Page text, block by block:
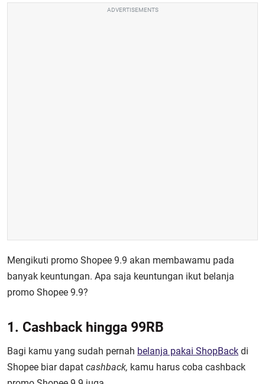
ADVERTISEMENTS
Mengikuti promo Shopee 9.9 akan membawamu pada
banyak keuntungan. Apa saja keuntungan ikut belanja
promo Shopee 9.9?
1. Cashback hingga 99RB
Bagi kamu yang sudah pernah belanja pakai ShopBack di
Shopee biar dapat cashback, kamu harus coba cashback